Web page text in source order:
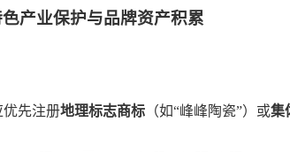
产业保护与品牌资产积累
优先注册地理标志商标 （如“峰峰陶瓷”）或集